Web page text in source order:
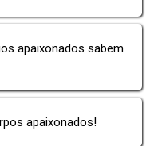
apaixonados sabem
apaixonados!